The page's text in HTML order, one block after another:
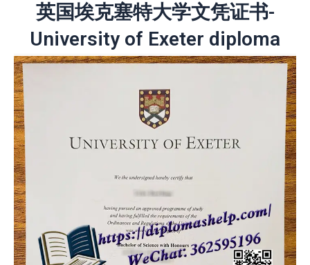
英国埃克塞特大学文凭证书-
University of Exeter diploma